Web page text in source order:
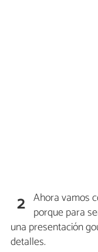
2 Ahora vamos
porque para
una presentación
detalles.